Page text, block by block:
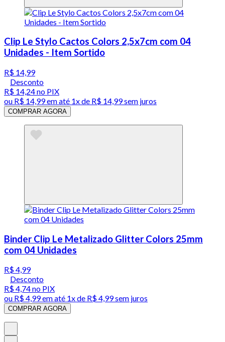
Clip Le Stylo Cactos Colors 2,5x7cm com 04
Unidades - Item Sortido
R$ 14,99
Desconto
R$ 14,24no PIX
ou R$ 14,99em até 1x de R$ 14,99sem juros
COMPRAR AGORA
Binder Clip Le Metalizado Glitter Colors 25mm
com 04 Unidades
R$ 4,99
Desconto
R$ 4,74no PIX
ou R$ 4,99em até 1x de R$ 4,99sem juros
COMPRAR AGORA